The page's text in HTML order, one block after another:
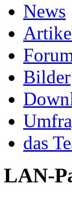
News
Bilder
das
LAN-